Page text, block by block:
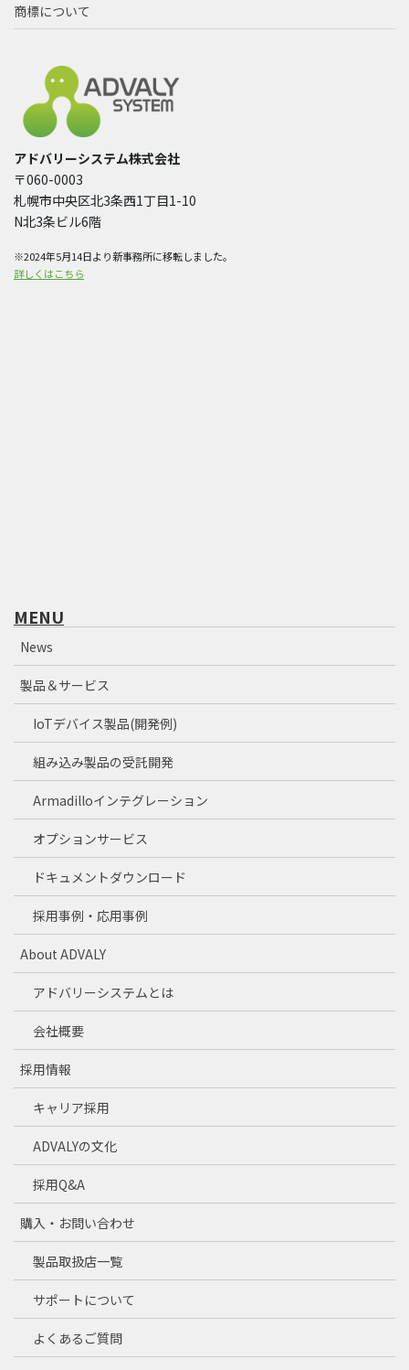
商標について
アドバリーシステム株式会社
〒060-0003
札幌市中央区北3条西1丁目1-10
N北3条ビル6階
※2024年5月14日より新事務所に移転しました。
詳しくはこちら
MENU
News
製品＆サービス
IoTデバイス製品(開発例)
組み込み製品の受託開発
Armadilloインテグレーション
オプションサービス
ドキュメントダウンロード
採用事例・応用事例
About ADVALY
アドバリーシステムとは
会社概要
採用情報
キャリア採用
ADVALYの文化
採用Q&A
購入・お問い合わせ
製品取扱店一覧
サポートについて
よくあるご質問